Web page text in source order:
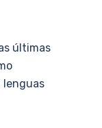
últimas
lenguas